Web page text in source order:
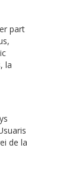
part
la
de la